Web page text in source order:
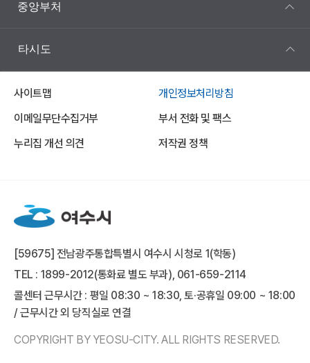
중앙부처
타시도
사이트맵
개인정보처리방침
이메일무단수집거부
부서 전화 및 팩스
누리집 개선 의견
저작권 정책
[59675] 전남광주통합특별시 여수시 시청로 1(학동)
TEL : 1899-2012(통화료 별도 부과), 061-659-2114
콜센터 근무시간 : 평일 08:30 ~ 18:30, 토·공휴일 09:00 ~ 18:00
/ 근무시간 외 당직실로 연결
COPYRIGHT BY YEOSU-CITY. ALL RIGHTS RESERVED.